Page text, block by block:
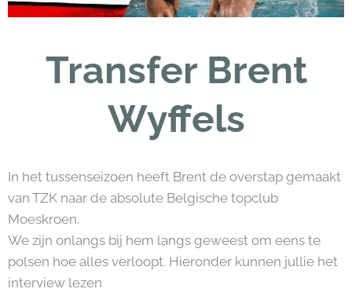
Transfer Brent
Wyffels
In het tussenseizoen heeft Brent de overstap gemaakt
van TZK naar de absolute Belgische topclub
Moeskroen.
We zijn onlangs bij hem langs geweest om eens te
polsen hoe alles verloopt. Hieronder kunnen jullie het
interview lezen